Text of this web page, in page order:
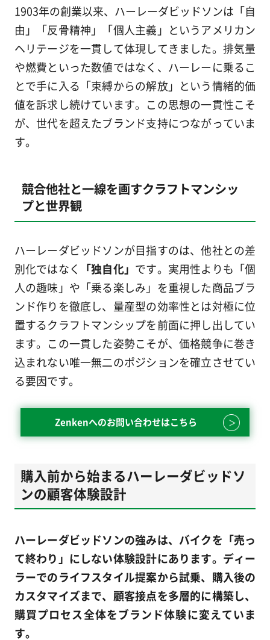
1903年の創業以来、ハーレーダビッドソンは「自
由」「反骨精神」「個人主義」というアメリカン
ヘリテージを一貫して体現してきました。排気量
や燃費といった数値ではなく、ハーレーに乗るこ
とで手に入る「束縛からの解放」という情緒的価
値を訴求し続けています。この思想の一貫性こそ
が、世代を超えたブランド支持につながっていま
す。
競合他社と一線を画すクラフトマンシッ
プと世界観
ハーレーダビッドソンが目指すのは、他社との差
別化ではなく
「独自化」 です。実用性よりも「個
人の趣味」や「乗る楽しみ」を重視した商品ブラ
ンド作りを徹底し、量産型の効率性とは対極に位
置するクラフトマンシップを前面に押し出してい
ます。この一貫した姿勢こそが、価格競争に巻き
込まれない唯一無二のポジションを確立させてい
る要因です。
Zenkenへのお問い合わせはこちら
購入前から始まるハーレーダビッドソ
ンの顧客体験設計
ハーレーダビッドソンの強みは、バイクを「売っ
て終わり」にしない体験設計にあります。ディー
ラーでのライフスタイル提案から試乗、購入後の
カスタマイズまで、顧客接点を多層的に構築し、
購買プロセス全体をブランド体験に変えていま
す。